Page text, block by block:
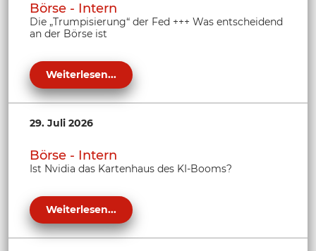
Börse - Intern
Die „Trumpisierung“ der Fed +++ Was entscheidend
an der Börse ist
Weiterlesen...
29. Juli 2026
Börse - Intern
Ist Nvidia das Kartenhaus des KI-Booms?
Weiterlesen...